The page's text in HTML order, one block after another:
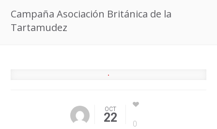
Campaña Asociación Británica de la
Tartamudez
OCT
22 0